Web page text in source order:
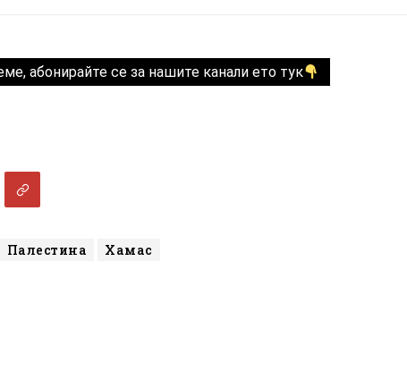
абонирайте се за нашите канали ето тук
Палестина Хамас